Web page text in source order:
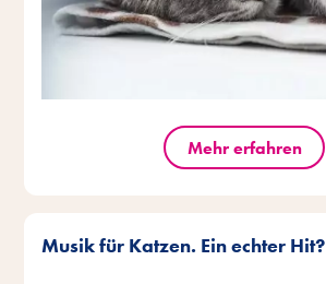
Mehr erfahren
Musik für Katzen. Ein echter Hit?